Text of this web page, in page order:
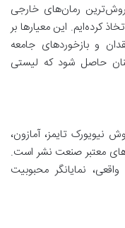
رمان‌های خارجی
کرده‌ایم. این معیارها بر
و بازخوردهای جامعه
حاصل شود که لیستی
نیویورک تایمز، آمازون،
معتبر صنعت نشر است.
نمایانگر محبوبیت